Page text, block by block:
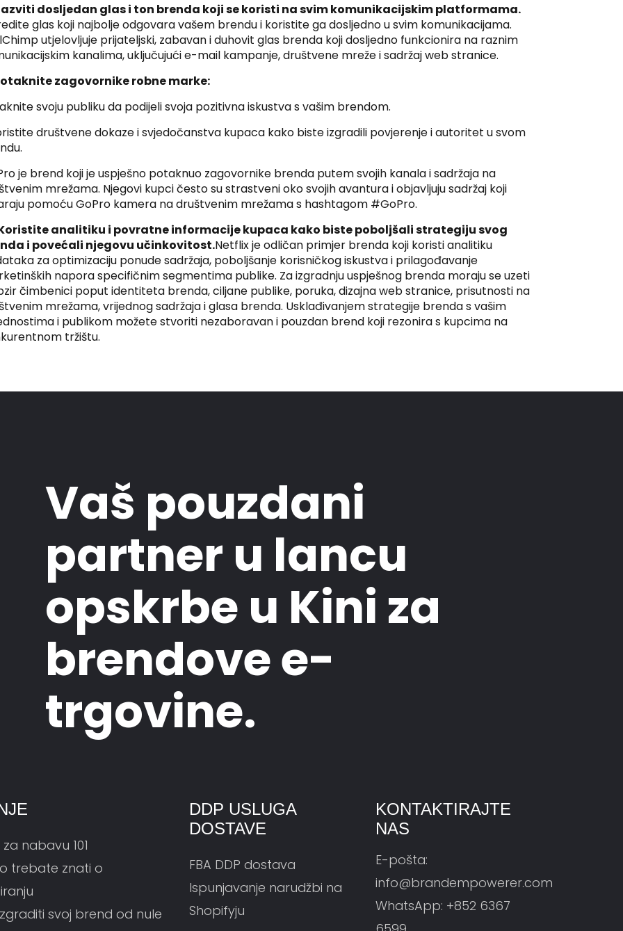
dosljedan glas i ton brenda koji se koristi na svim komunikacijskim platformama.
glas koji najbolje odgovara vašem brendu i koristite ga dosljedno u svim komunikacijama.
utjelovljuje prijateljski, zabavan i duhovit glas brenda koji dosljedno funkcionira na raznim
kanalima, uključujući e-mail kampanje, društvene mreže i sadržaj web stranice.
zagovornike robne marke:
svoju publiku da podijeli svoja pozitivna iskustva s vašim brendom.
društvene dokaze i svjedočanstva kupaca kako biste izgradili povjerenje i autoritet u svom
je brend koji je uspješno potaknuo zagovornike brenda putem svojih kanala i sadržaja na
mrežama. Njegovi kupci često su strastveni oko svojih avantura i objavljuju sadržaj koji
pomoću GoPro kamera na društvenim mrežama s hashtagom #GoPro.
Koristite analitiku i povratne informacije kupaca kako biste poboljšali strategiju svog
i povećali njegovu učinkovitost.Netflix je odličan primjer brenda koji koristi analitiku
za optimizaciju ponude sadržaja, poboljšanje korisničkog iskustva i prilagođavanje
napora specifičnim segmentima publike. Za izgradnju uspješnog brenda moraju se uzeti
čimbenici poput identiteta brenda, ciljane publike, poruka, dizajna web stranice, prisutnosti na
mrežama, vrijednog sadržaja i glasa brenda. Usklađivanjem strategije brenda s vašim
i publikom možete stvoriti nezaboravan i pouzdan brend koji rezonira s kupcima na
tržištu.
Vaš pouzdani
partner u lancu
opskrbe u Kini za
brendove e-
trgovine.
nabavu 101
trebate znati o
svoj brend od nule
DDP USLUGA
DOSTAVE
FBA DDP dostava
Ispunjavanje narudžbi na
Shopifyju
KONTAKTIRAJTE
NAS
E-pošta:
info@brandempowerer.com
WhatsApp: +852 6367